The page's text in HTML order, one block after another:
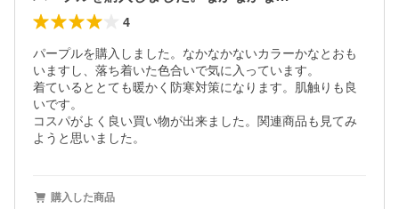
4
パープルを購入しました。なかなかないカラーかなとおも
いますし、落ち着いた色合いで気に入っています。
着ているととても暖かく防寒対策になります。肌触りも良
いです。
コスパがよく良い買い物が出来ました。関連商品も見てみ
ようと思いました。
購入した商品